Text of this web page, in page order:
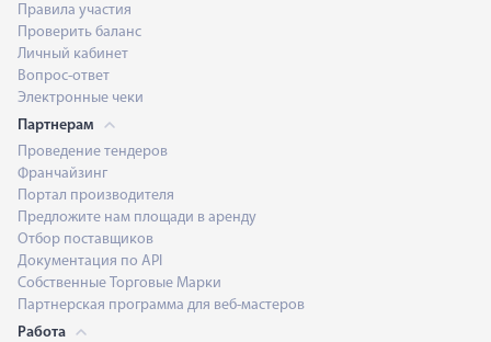
Правила участия
Проверить баланс
Личный кабинет
Вопрос-ответ
Электронные чеки
Партнерам
Проведение тендеров
Франчайзинг
Портал производителя
Предложите нам площади в аренду
Отбор поставщиков
Документация по API
Собственные Торговые Марки
Партнерская программа для веб-мастеров
Работа